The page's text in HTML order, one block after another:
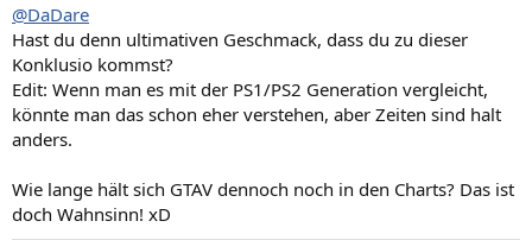
@DaDare
Hast du denn ultimativen Geschmack, dass du zu dieser
Konklusio kommst?
Edit: Wenn man es mit der PS1/PS2 Generation vergleicht,
könnte man das schon eher verstehen, aber Zeiten sind halt
anders.
Wie lange hält sich GTAV dennoch noch in den Charts? Das ist
doch Wahnsinn! xD